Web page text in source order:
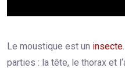
Le moustique est un insecte
parties : la tête, le thorax et